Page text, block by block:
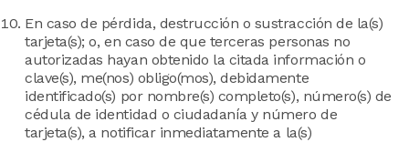
En caso de pérdida, destrucción o sustracción de la(s)
tarjeta(s); o, en caso de que terceras personas no
autorizadas hayan obtenido la citada información o
clave(s), me(nos) obligo(mos), debidamente
identificado(s) por nombre(s) completo(s), número(s) de
cédula de identidad o ciudadanía y número de
tarjeta(s), a notificar inmediatamente a la(s)